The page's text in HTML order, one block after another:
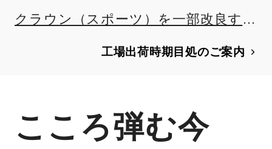
クラウン（スポーツ）を一部改良する
プに追加。同時に、クラウン誕生70周
工場出荷時期目処のご案内
こころ弾む今